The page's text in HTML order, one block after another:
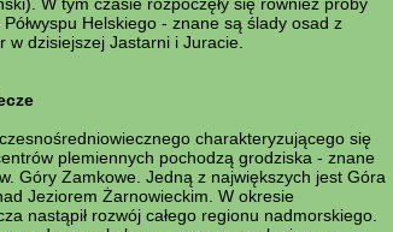
Helskiego - znane są ślady osad z
w dzisiejszej Jastarni i Juracie.
charakteryzującego się
plemiennych pochodzą grodziska - znane
Góry Zamkowe. Jedną z największych jest Góra
Jeziorem Żarnowieckim. W okresie
nastąpił rozwój całego regionu nadmorskiego.